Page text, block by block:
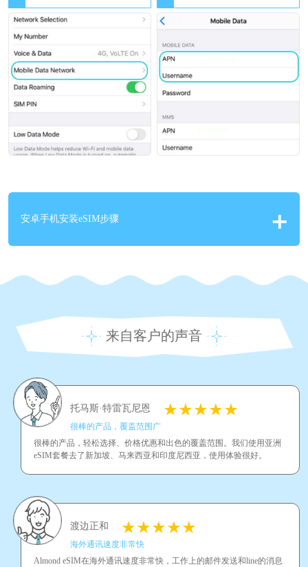
安卓手机安装eSIM步骤
来自客户的声音
托马斯·特雷瓦尼恩
很棒的产品，覆盖范围广
很棒的产品，轻松选择、价格优惠和出色的覆盖范围。我们使用亚洲
eSIM套餐去了新加坡、马来西亚和印度尼西亚，使用体验很好。
渡边正和
海外通讯速度非常快
Almond eSIM在海外通讯速度非常快，工作上的邮件发送和line的消息